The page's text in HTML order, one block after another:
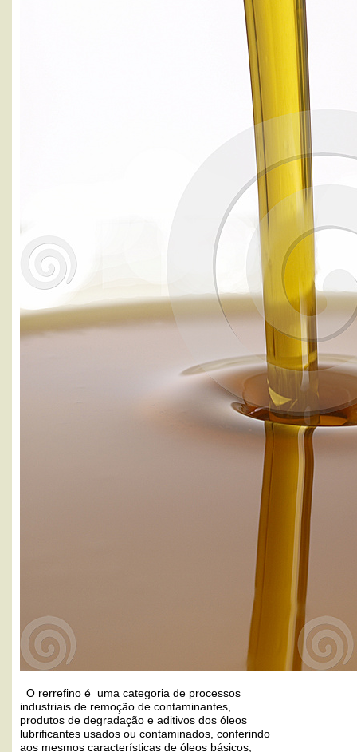
O rerrefino é uma categoria de processos
industriais de remoção de contaminantes,
produtos de degradação e aditivos dos óleos
lubrificantes usados ou contaminados, conferindo
aos mesmos características de óleos básicos,